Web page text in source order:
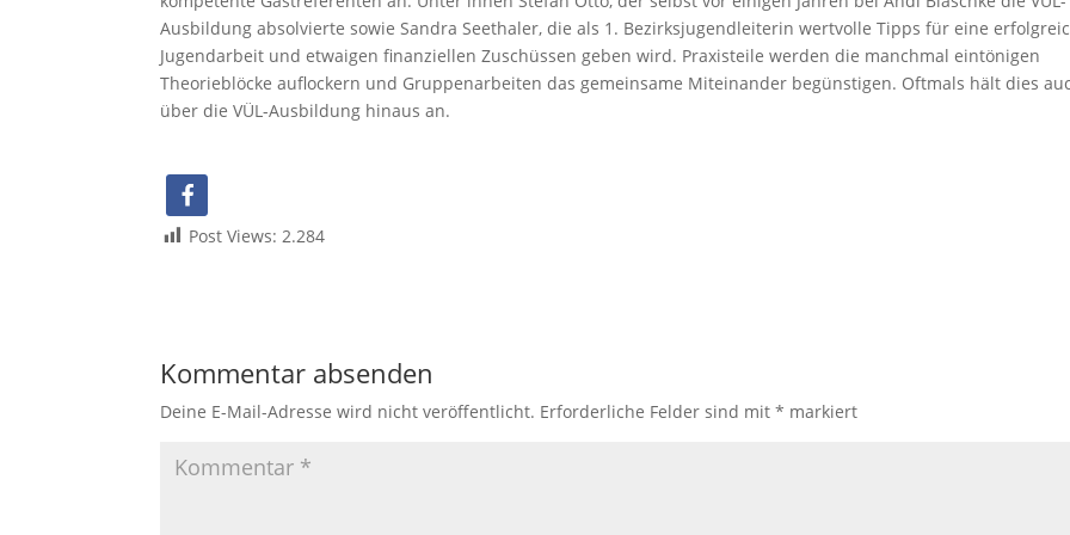
Ausbildung absolvierte sowie Sandra Seethaler, die als 1. Bezirksjugendleiterin wertvolle Tipps für eine
Jugendarbeit und etwaigen finanziellen Zuschüssen geben wird. Praxisteile werden die manchmal eintönigen
Theorieblöcke auflockern und Gruppenarbeiten das gemeinsame Miteinander begünstigen. Oftmals hält dies
über die VÜL-Ausbildung hinaus an.
Post Views: 2.284
Kommentar absenden
Deine E-Mail-Adresse wird nicht veröffentlicht. Erforderliche Felder sind mit* markiert